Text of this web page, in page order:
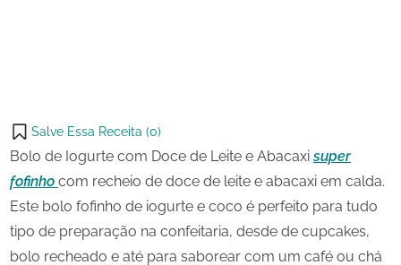
on
X
Salve Essa Receita (0)
Bolo de Iogurte com Doce de Leite e Abacaxisuper
fofinho com recheio de doce de leite e abacaxi em calda.
Este bolo fofinho de iogurte e coco é perfeito para tudo
tipo de preparação na confeitaria, desde de cupcakes,
bolo recheado e até para saborear com um café ou chá